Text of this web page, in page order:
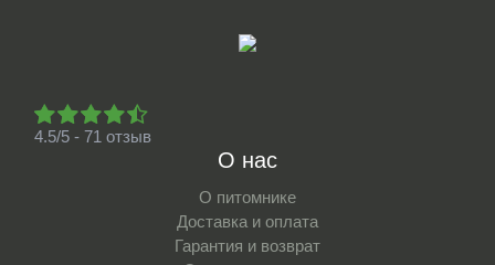
4.5/5 - 71 отзыв
О нас
О питомнике
Доставка и оплата
Гарантия и возврат